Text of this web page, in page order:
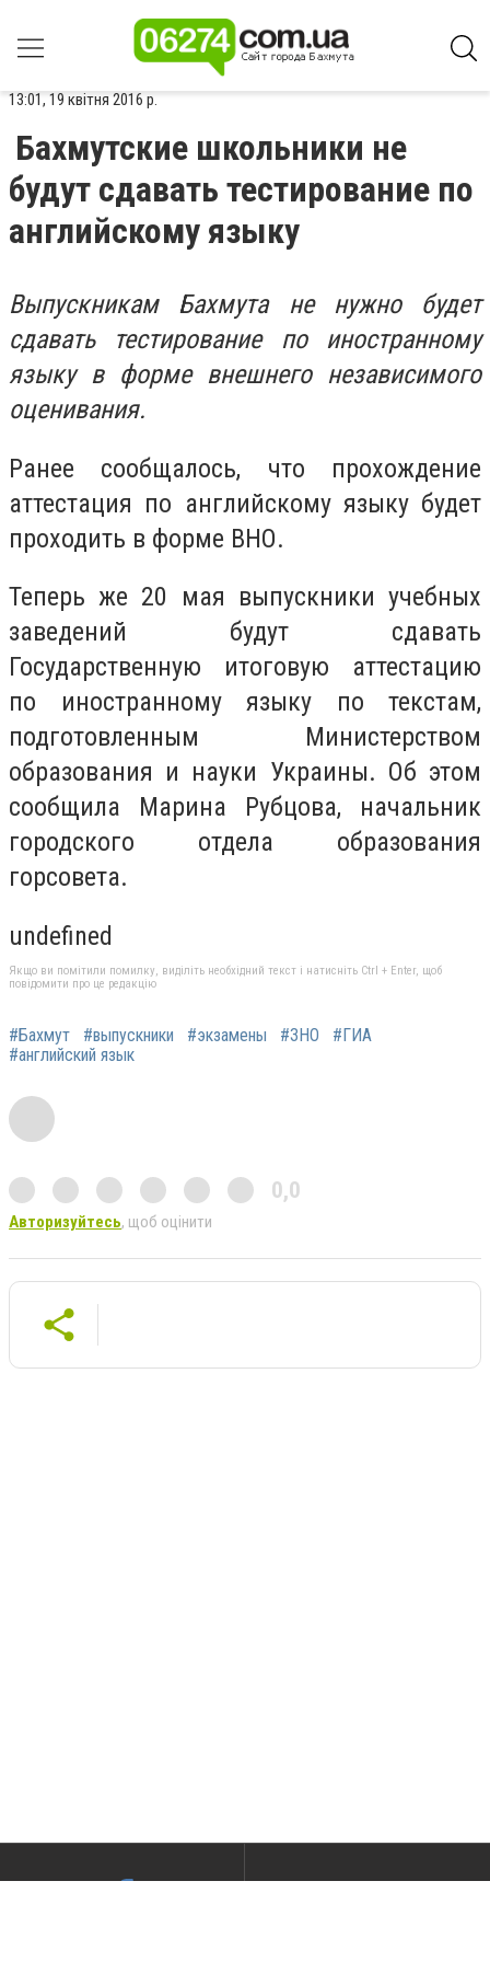
13:01, 19 квітня 2016 р.
Бахмутские школьники не
будут сдавать тестирование по
английскому языку
Выпускникам Бахмута не нужно будет
сдавать тестирование по иностранному
языку в форме внешнего независимого
оценивания.
Ранее сообщалось, что прохождение
аттестация по английскому языку будет
проходить в форме ВНО.
Теперь же 20 мая выпускники учебных
заведений будут сдавать
Государственную итоговую аттестацию
по иностранному языку по текстам,
подготовленным Министерством
образования и науки Украины. Об этом
сообщила Марина Рубцова, начальник
городского отдела образования
горсовета.
undefined
Якщо ви помітили помилку, виділіть необхідний текст і натисніть Ctrl + Enter, щоб
повідомити про це редакцію
#Бахмут #выпускники #экзамены #ЗНО
#ГИА
#английский язык
0,0
Авторизуйтесь, щоб оцінити